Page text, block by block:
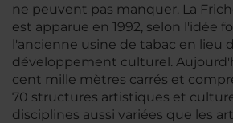
ne peuvent pas manquer. La
est apparue en 1992, selon l'idée
l'ancienne usine de tabac en lieu
développement culturel.
cent mille mètres carrés et
70 structures artistiques et
disciplines aussi variées que les